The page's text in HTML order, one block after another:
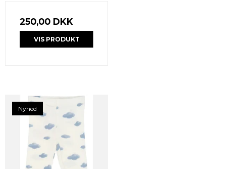
250,00 DKK
VIS PRODUKT
Nyhed